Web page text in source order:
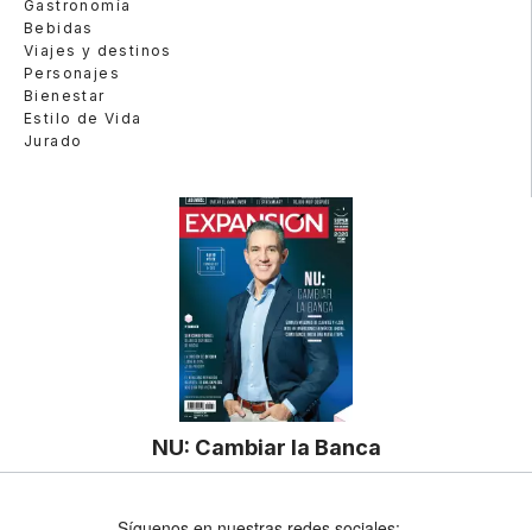
Gastronomía
Bebidas
Viajes y destinos
Personajes
Bienestar
Estilo de Vida
Jurado
NU: Cambiar la Banca